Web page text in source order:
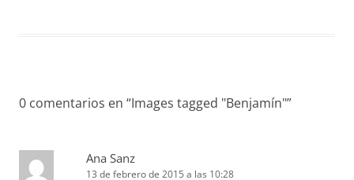
0 comentarios en “Images tagged "Benjamín"”
Ana Sanz
13 de febrero de 2015 a las 10:28